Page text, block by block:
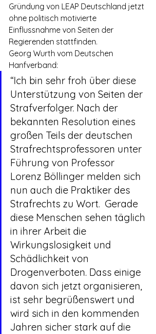
Gründung von LEAP Deutschland jetzt
ohne politisch motivierte
Einflussnahme von Seiten der
Regierenden stattfinden.
Georg Wurth vom Deutschen
Hanfverband:
“Ich bin sehr froh über diese
Unterstützung von Seiten der
Strafverfolger. Nach der
bekannten Resolution eines
großen Teils der deutschen
Strafrechtsprofessoren unter
Führung von Professor
Lorenz Böllinger melden sich
nun auch die Praktiker des
Strafrechts zu Wort.  Gerade
diese Menschen sehen täglich
in ihrer Arbeit die
Wirkungslosigkeit und
Schädlichkeit von
Drogenverboten. Dass einige
davon sich jetzt organisieren,
ist sehr begrüßenswert und
wird sich in den kommenden
Jahren sicher stark auf die